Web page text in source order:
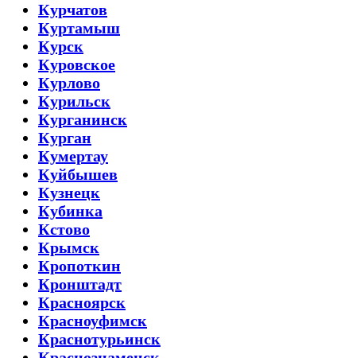
Курчатов
Куртамыш
Курск
Куровское
Курлово
Курильск
Курганинск
Курган
Кумертау
Куйбышев
Кузнецк
Кубинка
Кстово
Крымск
Кропоткин
Кронштадт
Красноярск
Красноуфимск
Краснотурьинск